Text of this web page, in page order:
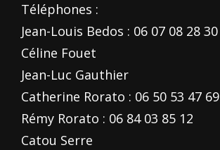
Téléphones :
Jean-Louis Bedos : 06 07 08 28 30
Céline Fouet
Jean-Luc Gauthier
Catherine Rorato : 06 50 53 47 69
Rémy Rorato : 06 84 03 85 12
Catou Serre